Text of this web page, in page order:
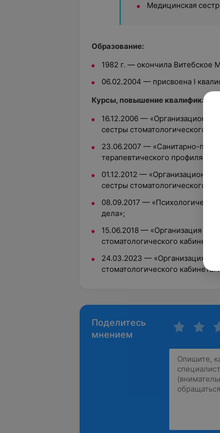
Медицинская
Образование:
1982 г. — окончила Витебское
06.02.2004 — присвоена I
Курсы, повышение квалификации:
16.12.2006 —
сестры стоматологического
23.06.2007 — «Санитарно-
терапевтического профиля»;
01.12.2012 —
сестры стоматологического
08.09.2017 —
дела»;
15.06.2018 — «Организация
стоматологического кабинета»;
24.03.2023 — «Организация
стоматологического кабинета».
Поделитесь
мнением